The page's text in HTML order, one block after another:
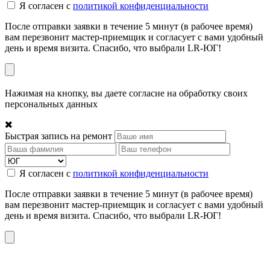
Я согласен с политикой конфиденциальности
После отправки заявки в течение 5 минут (в рабочее время)
вам перезвонит мастер-приемщик и согласует с вами удобный
день и время визита. Спасибо, что выбрали LR-ЮГ!
Нажимая на кнопку, вы даете согласие на обработку своих
персональных данных
Быстрая запись на ремонт
Я согласен с политикой конфиденциальности
После отправки заявки в течение 5 минут (в рабочее время)
вам перезвонит мастер-приемщик и согласует с вами удобный
день и время визита. Спасибо, что выбрали LR-ЮГ!